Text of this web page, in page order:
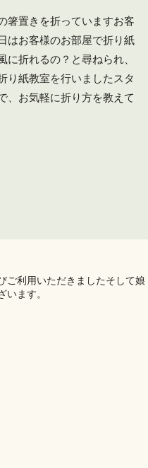
箸置きを折っていますお客
はお客様のお部屋で折り紙
折れるの？と尋ねられ、
り紙教室を行いましたスタ
、お気軽に折り方を教えて
ご利用いただきましたそして娘
ます。